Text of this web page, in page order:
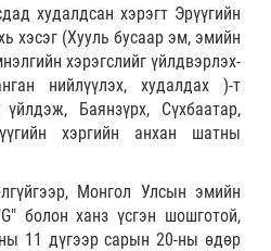
худалдсан хэрэгт Эрүүгийн
хэсэг (Хууль бусаар эм, эмийн
хэрэгслийг үйлдвэрлэх-
нийлүүлэх, худалдах )-т
Баянзүрх, Сүхбаатар,
хэргийн анхан шатны
Монгол Улсын эмийн
болон ханз үсгэн шошготой,
11 дүгээр сарын 20-ны өдөр